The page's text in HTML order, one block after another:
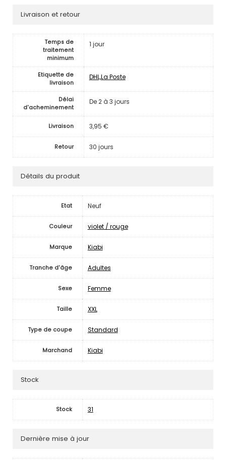
Livraison et retour
Temps de
traitement
minimum
1 jour
Etiquette de
livraison
DHL,La Poste
Délai
d'acheminement
De 2 à 3 jours
Livraison 3,95 €
Retour 30 jours
Détails du produit
Etat Neuf
Couleur violet / rouge
Marque Kiabi
Tranche d'âge Adultes
Sexe Femme
Taille XXL
Type de coupe Standard
Marchand Kiabi
Stock
Stock 31
Dernière mise à jour